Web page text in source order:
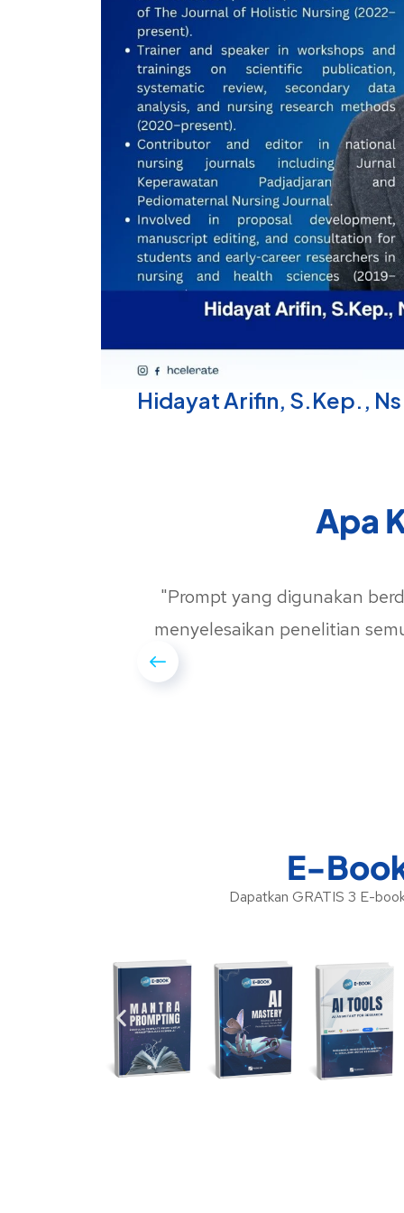
Hidayat Arifin, S.Kep.,
Apa
"Prompt yang digunakan
menyelesaikan penelitian
E-
Dapatkan GRATIS 3 E-